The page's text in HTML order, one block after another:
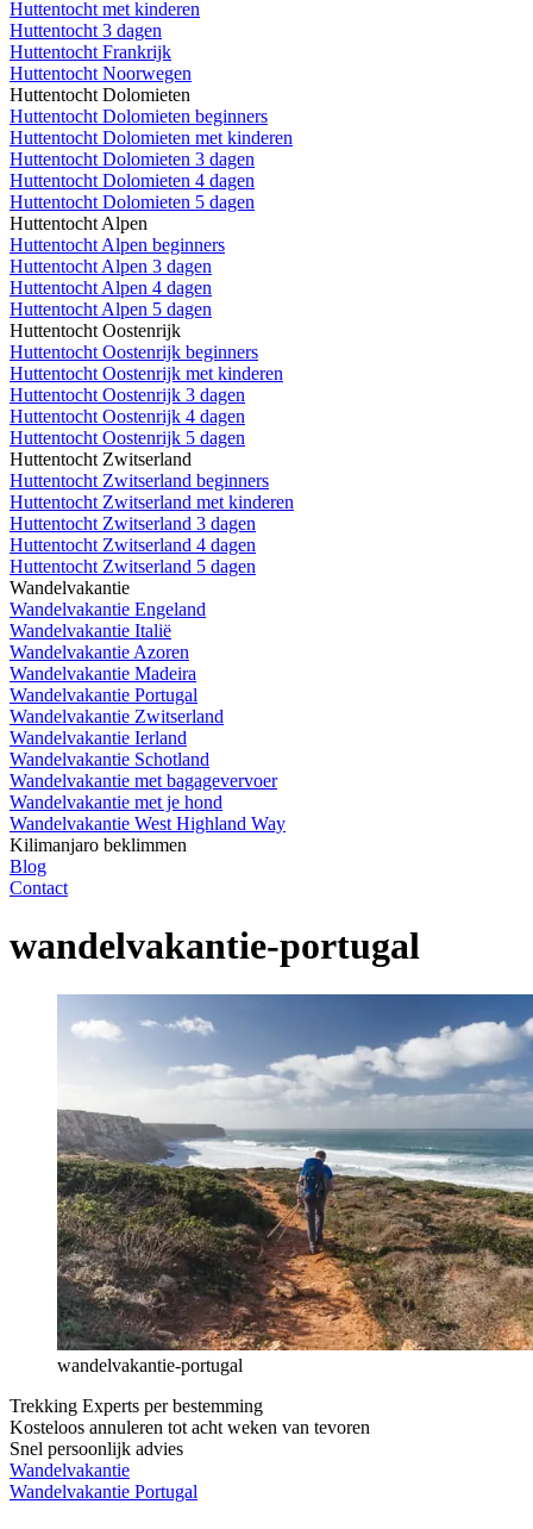
Huttentocht met kinderen
Huttentocht 3 dagen
Huttentocht Frankrijk
Huttentocht Noorwegen
Huttentocht Dolomieten
Huttentocht Dolomieten beginners
Huttentocht Dolomieten met kinderen
Huttentocht Dolomieten 3 dagen
Huttentocht Dolomieten 4 dagen
Huttentocht Dolomieten 5 dagen
Huttentocht Alpen
Huttentocht Alpen beginners
Huttentocht Alpen 3 dagen
Huttentocht Alpen 4 dagen
Huttentocht Alpen 5 dagen
Huttentocht Oostenrijk
Huttentocht Oostenrijk beginners
Huttentocht Oostenrijk met kinderen
Huttentocht Oostenrijk 3 dagen
Huttentocht Oostenrijk 4 dagen
Huttentocht Oostenrijk 5 dagen
Huttentocht Zwitserland
Huttentocht Zwitserland beginners
Huttentocht Zwitserland met kinderen
Huttentocht Zwitserland 3 dagen
Huttentocht Zwitserland 4 dagen
Huttentocht Zwitserland 5 dagen
Wandelvakantie
Wandelvakantie Engeland
Wandelvakantie Italië
Wandelvakantie Azoren
Wandelvakantie Madeira
Wandelvakantie Portugal
Wandelvakantie Zwitserland
Wandelvakantie Ierland
Wandelvakantie Schotland
Wandelvakantie met bagagevervoer
Wandelvakantie met je hond
Wandelvakantie West Highland Way
Kilimanjaro beklimmen
Blog
Contact
wandelvakantie-portugal
wandelvakantie-portugal
Trekking Experts per bestemming
Kosteloos annuleren tot acht weken van tevoren
Snel persoonlijk advies
Wandelvakantie
Wandelvakantie Portugal